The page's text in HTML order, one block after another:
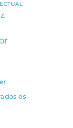
os